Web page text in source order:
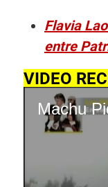
Flavia
entre
VIDEO